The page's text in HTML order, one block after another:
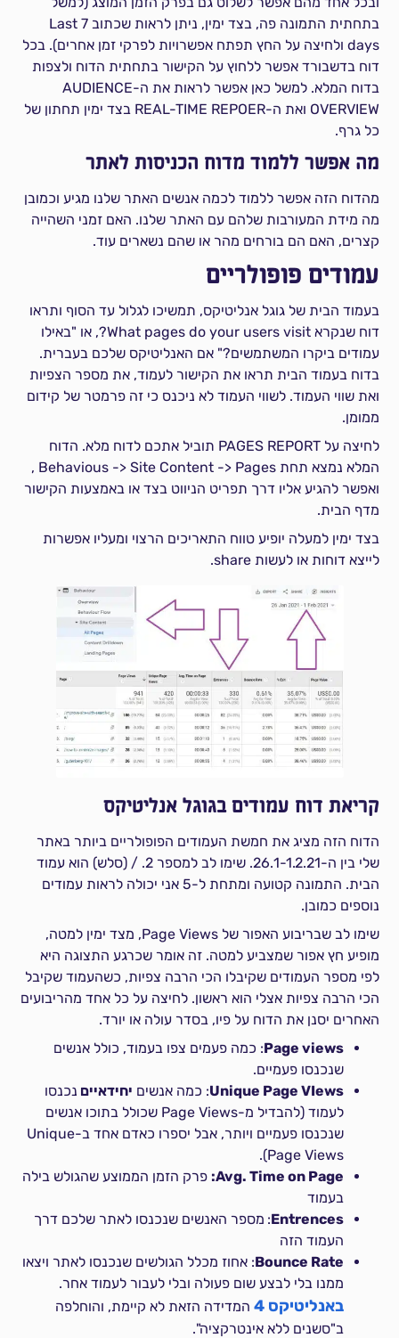
בתחתית התמונה פה, בצד ימין, ניתן לראות שכתוב Last 7
days ולחיצה על החץ תפתח אפשרויות לפרקי זמן אחרים). בכל
דוח בדשבורד אפשר ללחוץ על הקישור בתחתית הדוח ולצפות
בדוח המלא. למשל כאן אפשר לראות את ה-AUDIENCE
OVERVIEW ואת ה-REAL-TIME REPOER בצד ימין תחתון של
כל גרף.
מה אפשר ללמוד מדוח הכניסות לאתר
מהדוח הזה אפשר ללמוד לכמה אנשים האתר שלנו מגיע וכמובן
מה מידת המעורבות שלהם עם האתר שלנו. האם זמני השהייה
קצרים, האם הם בורחים מהר או שהם נשארים עוד.
עמודים פופולריים
בעמוד הבית של גוגל אנליטיקס, תמשיכו לגלול עד הסוף ותראו
דוח שנקרא What pages do your users visit?, או "באילו
עמודים ביקרו המשתמשים?" אם האנליטיקס שלכם בעברית.
בדוח בעמוד הבית תראו את הקישור לעמוד, את מספר הצפיות
ואת שווי העמוד. לשווי העמוד לא ניכנס כי זה פרמטר של קידום
ממומן.
לחיצה על PAGES REPORT תוביל אתכם לדוח מלא. הדוח
המלא נמצא תחת Behavious -> Site Content -> Pages ,
ואפשר להגיע אליו דרך תפריט הניווט בצד או באמצעות הקישור
מדף הבית.
בצד ימין למעלה יופיע טווח התאריכים הרצוי ומעליו אפשרות
לייצא דוחות או לעשות share.
קריאת דוח עמודים בגוגל אנליטיקס
הדוח הזה מציג את חמשת העמודים הפופולריים ביותר באתר
שלי בין ה-26.1-1.2.21. שימו לב למספר 2. / (סלש) הוא עמוד
הבית. התמונה קטועה ומתחת ל-5 אני יכולה לראות עמודים
נוספים כמובן.
שימו לב שבריבוע האפור של Page Views, מצד ימין למטה,
מופיע חץ אפור שמצביע למטה. זה אומר שכרגע התצוגה היא
לפי מספר העמודים שקיבלו הכי הרבה צפיות, כשהעמוד שקיבל
הכי הרבה צפיות אצלי הוא ראשון. לחיצה על כל אחד מהריבועים
האחרים יסנן את הדוח על פיו, בסדר עולה או יורד.
Page views: כמה פעמים צפו בעמוד, כולל אנשים
שנכנסו פעמיים.
Unique Page VIews: כמה אנשים יחידאיים נכנסו
לעמוד (להבדיל מ-Page Views שכולל בתוכו אנשים
שנכנסו פעמיים ויותר, אבל יספרו כאדם אחד ב-Unique
Page Views).
Avg. Time on Page: פרק הזמן הממוצע שהגולש בילה
בעמוד
Entrences
: מספר האנשים שנכנסו לאתר שלכם דרך
העמוד הזה
Bounce Rate: אחוז מכלל הגולשים שנכנסו לאתר ויצאו
ממנו בלי לבצע שום פעולה ובלי לעבור לעמוד אחר.
באנליטיקס 4
המדידה הזאת לא קיימת, והוחלפה
ב"סשנים ללא אינטרקציה".